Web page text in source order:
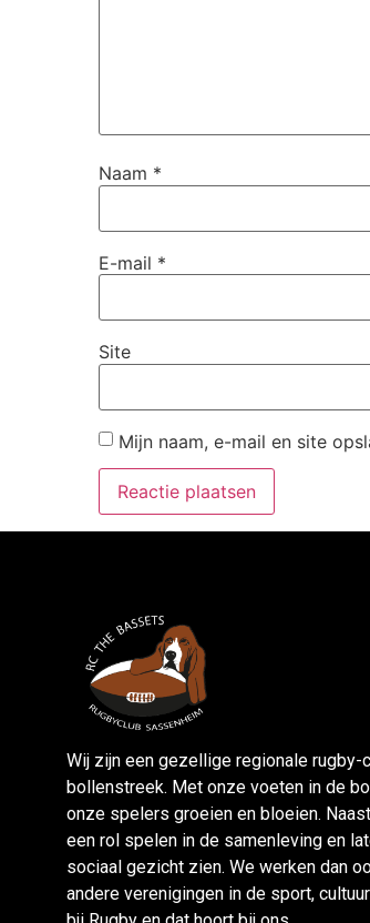
Naam *
E-mail *
Site
Mijn naam, e-mail en site
Wij zijn een gezellige regionale rugby-
bollenstreek. Met onze voeten in de
onze spelers groeien en bloeien.
een rol spelen in de samenleving en
sociaal gezicht zien. We werken dan
andere verenigingen in de sport,